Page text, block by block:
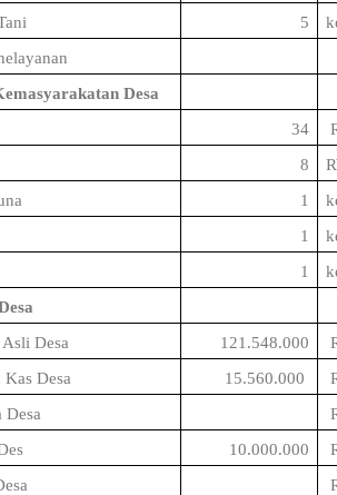
5
Desa
34
8
1
1
1
Asli Desa 121.548.000
Kas Desa 15.560.000
Desa
10.000.000